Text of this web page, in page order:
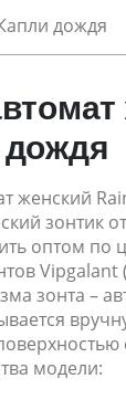
дождя
дождя
женский
зонтик
оптом по
Vipgalant
зонта –
модели: